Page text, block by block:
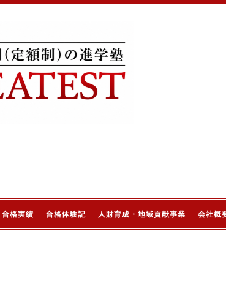
合格実績 合格体験記 人財育成・地域貢献事業 会社概